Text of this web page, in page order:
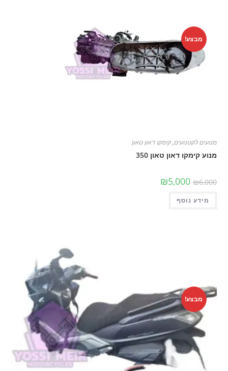
מבצע!
מנועים לקטנועים,קימקו דאון טאון
מנוע קימקו דאון טאון 350
₪6,000 המחיר
המקורי
היה:
₪6,000.
₪5,000 המחיר
הנוכחי
הוא:
מידע נוסף
מבצע!